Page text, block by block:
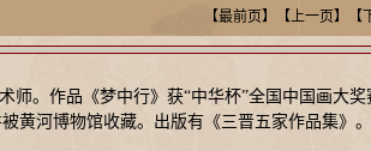
【最前页】【上一页】
。作品《梦中行》获“中华杯”全国中国画大奖
黄河博物馆收藏。出版有《三晋五家作品集》